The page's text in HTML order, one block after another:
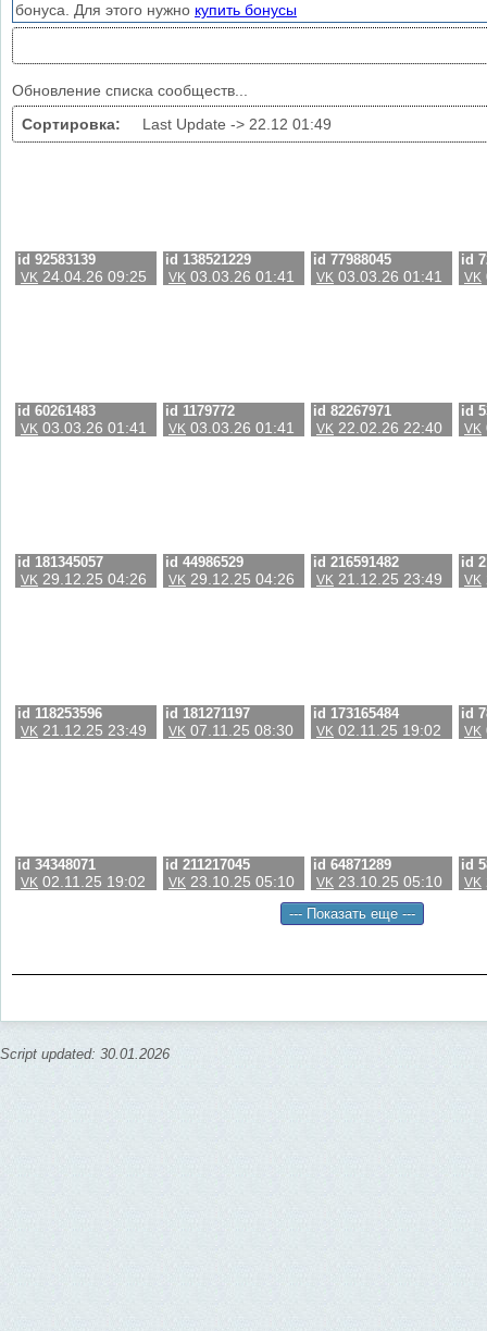
бонуса. Для этого нужно купить бонусы
Обновление списка сообществ...
Сортировка: Last Update -> 22.12 01:49
id 92583139
VK 24.04.26 09:25
id 138521229
VK 03.03.26 01:41
id 77988045
VK 03.03.26 01:41
id
VK
id 60261483
VK 03.03.26 01:41
id 1179772
VK 03.03.26 01:41
id 82267971
VK 22.02.26 22:40
id
VK
id 181345057
VK 29.12.25 04:26
id 44986529
VK 29.12.25 04:26
id 216591482
VK 21.12.25 23:49
id
VK
id 118253596
VK 21.12.25 23:49
id 181271197
VK 07.11.25 08:30
id 173165484
VK 02.11.25 19:02
id
VK
id 34348071
VK 02.11.25 19:02
id 211217045
VK 23.10.25 05:10
id 64871289
VK 23.10.25 05:10
id
VK
Script updated: 30.01.2026